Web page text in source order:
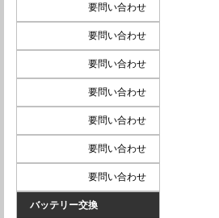
要問い合わせ
要問い合わせ
要問い合わせ
要問い合わせ
要問い合わせ
要問い合わせ
要問い合わせ
バッテリー交換